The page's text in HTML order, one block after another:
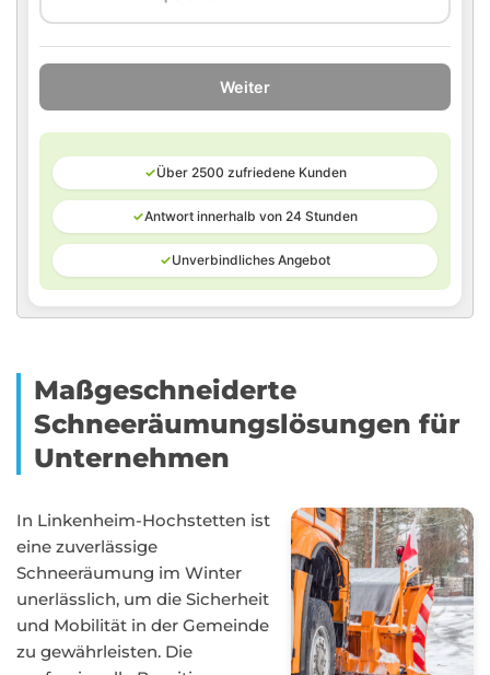
Weiter
✓Über 2500 zufriedene Kunden
✓Antwort innerhalb von 24 Stunden
✓Unverbindliches Angebot
Maßgeschneiderte
Schneeräumungslösungen für
Unternehmen
In Linkenheim-Hochstetten ist
eine zuverlässige
Schneeräumung im Winter
unerlässlich, um die Sicherheit
und Mobilität in der Gemeinde
zu gewährleisten. Die